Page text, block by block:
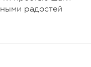
радостей